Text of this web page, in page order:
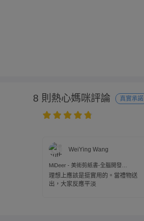
8 則熱心媽咪評論 真實承諾
WeiYing Wang
MiDeer - 美術剪紙書-全腦開發
(LEVEL3)
理想上應該是挺實用的。當禮物送
出，大家反應平淡